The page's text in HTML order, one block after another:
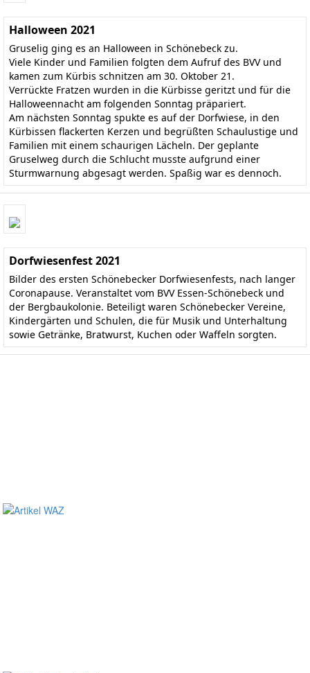
Halloween 2021
Gruselig ging es an Halloween in Schönebeck zu.
Viele Kinder und Familien folgten dem Aufruf des BVV und
kamen zum Kürbis schnitzen am 30. Oktober 21.
Verrückte Fratzen wurden in die Kürbisse geritzt und für die
Halloweennacht am folgenden Sonntag präpariert.
Am nächsten Sonntag spukte es auf der Dorfwiese, in den
Kürbissen flackerten Kerzen und begrüßten Schaulustige und
Familien mit einem schaurigen Lächeln. Der geplante
Gruselweg durch die Schlucht musste aufgrund einer
Sturmwarnung abgesagt werden. Spaßig war es dennoch.
Dorfwiesenfest 2021
Bilder des ersten Schönebecker Dorfwiesenfests, nach langer
Coronapause. Veranstaltet vom BVV Essen-Schönebeck und
der Bergbaukolonie. Beteiligt waren Schönebecker Vereine,
Kindergärten und Schulen, die für Musik und Unterhaltung
sowie Getränke, Bratwurst, Kuchen oder Waffeln sorgten.